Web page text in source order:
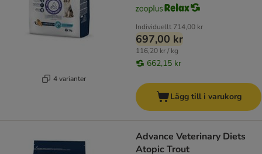
4 varianter
Individuellt 714,00 kr
697,00 kr
116,20 kr / kg
662,15 kr
Lägg till i varukorg
Advance Veterinary Diets
Atopic Trout